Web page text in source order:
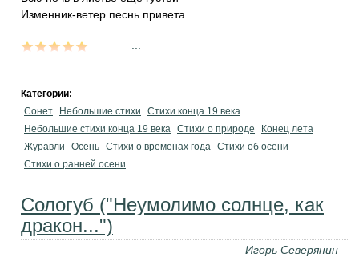
Изменник-ветер песнь привета.
Категории:
Сонет
Небольшие стихи
Стихи конца 19 века
Небольшие стихи конца 19 века Стихи о природе
Конец лета
Журавли
Осень Стихи о временах года Стихи об осени
Стихи о ранней осени
Сологуб ("Неумолимо солнце, как
дракон...")
Игорь Северянин